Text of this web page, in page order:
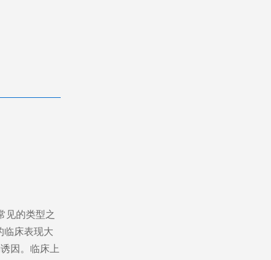
见的类型之
临床表现大
因。临床上